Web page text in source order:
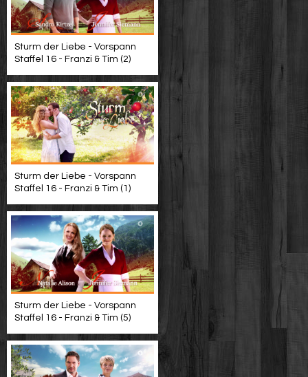
Sturm der Liebe - Vorspann
Staffel 16 - Franzi & Tim (2)
Sturm der Liebe - Vorspann
Staffel 16 - Franzi & Tim (1)
Sturm der Liebe - Vorspann
Staffel 16 - Franzi & Tim (5)